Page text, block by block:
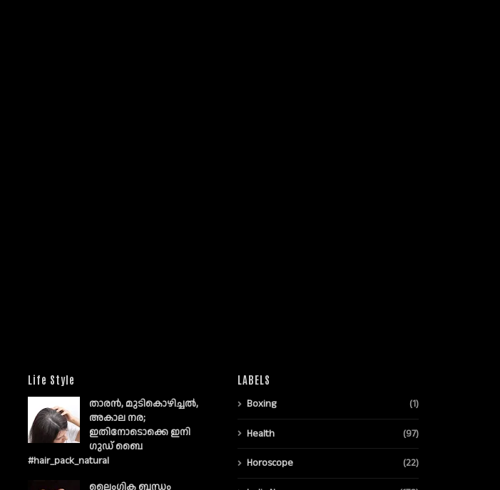
Life Style
താരൻ, മുടികൊഴിച്ചൽ,
അകാല നര;
ഇതിനോടൊക്കെ ഇനി
ഗുഡ് ബൈ
#hair_pack_natural
ലൈംഗിക ബന്ധം
LABELS
Boxing (1)
Health (97)
Horoscope (22)